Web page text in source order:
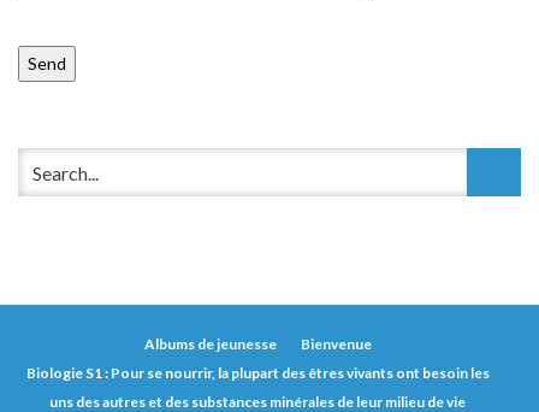
Albums de jeunesse
Bienvenue
Biologie S1 : Pour se nourrir, la plupart des êtres vivants ont besoin les
uns des autres et des substances minérales de leur milieu de vie